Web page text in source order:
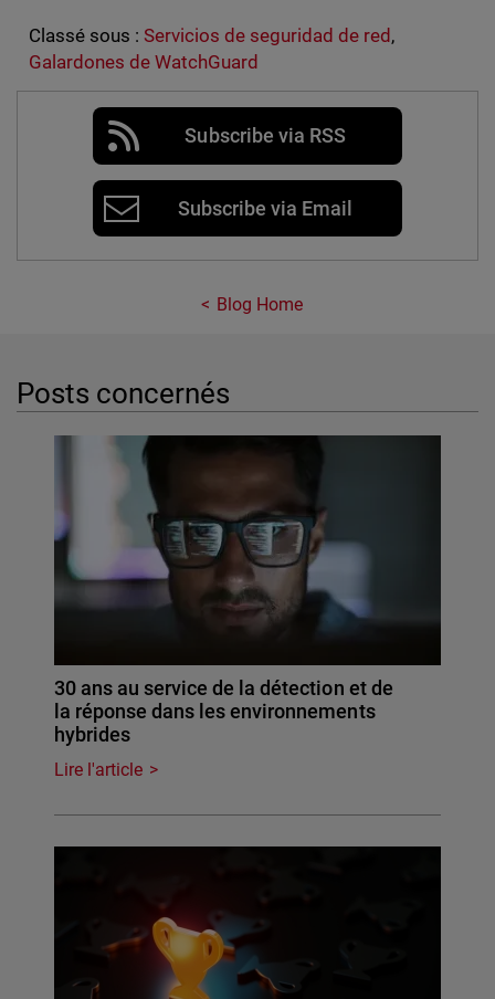
Classé sous : Servicios de seguridad de red ,
Galardones de WatchGuard
Subscribe via RSS
Subscribe via Email
Blog Home
Posts concernés
30 ans au service de la détection et de
la réponse dans les environnements
hybrides
Lire l'article